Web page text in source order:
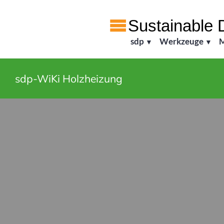
sustainable
sdp Werkzeuge
sdp-WiKi Holzheizung